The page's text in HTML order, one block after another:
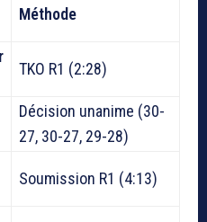
Méthode
TKO R1 (2:28)
Décision unanime (30-
27, 30-27, 29-28)
Soumission R1 (4:13)